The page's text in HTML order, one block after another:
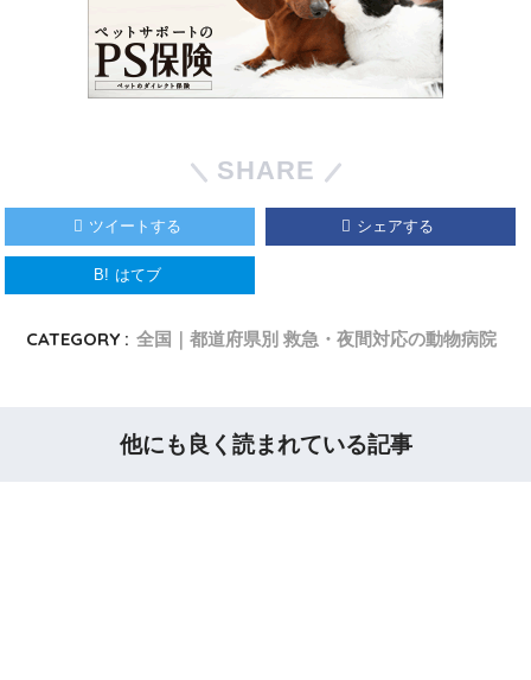
SHARE
ツイートする シェアする
B! はてブ
CATEGORY : 全国｜都道府県別 救急・夜間対応の動物病院
他にも良く読まれている記事